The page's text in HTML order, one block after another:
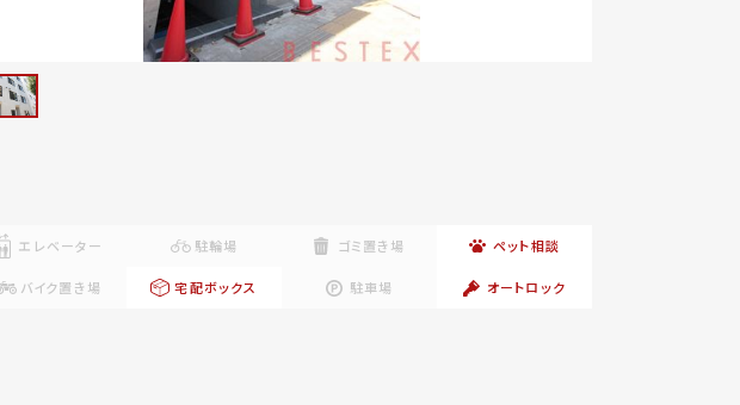
エレベーター 駐輪場 ゴミ置き場 ペット相談
バイク置き場 宅配ボックス 駐車場 オートロック